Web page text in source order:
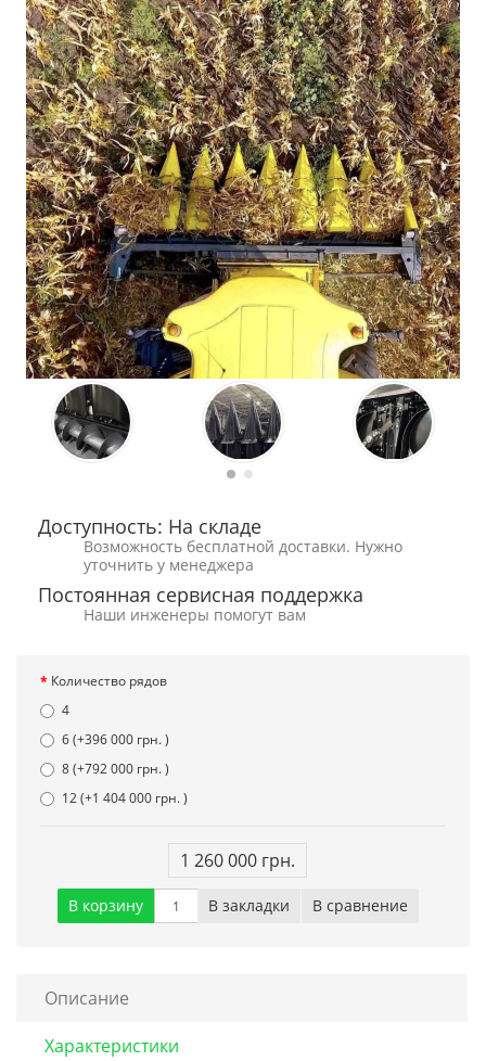
Доступность: На складе
Возможность бесплатной доставки. Нужно
уточнить у менеджера
Постоянная сервисная поддержка
Наши инженеры помогут вам
Количество рядов
4
6 (+396 000 грн. )
8 (+792 000 грн. )
12 (+1 404 000 грн. )
1 260 000 грн.
В корзину В закладки В сравнение
Описание
Характеристики